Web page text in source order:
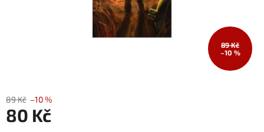
89 Kč
–10 %
89 Kč –10 %
80 Kč